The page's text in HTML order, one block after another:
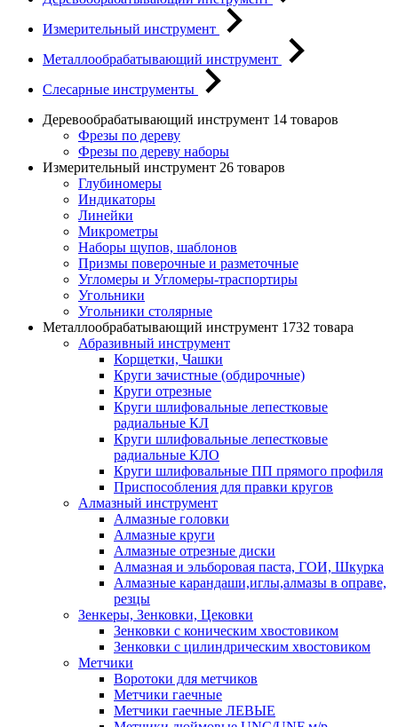
Измерительный инструмент
Металлообрабатывающий инструмент
Слесарные инструменты
Деревообрабатывающий инструмент 14 товаров
Фрезы по дереву
Фрезы по дереву наборы
Измерительный инструмент 26 товаров
Глубиномеры
Индикаторы
Линейки
Микрометры
Наборы щупов, шаблонов
Призмы поверочные и разметочные
Угломеры и Угломеры-траспортиры
Угольники
Угольники столярные
Металлообрабатывающий инструмент 1732 товара
Абразивный инструмент
Корщетки, Чашки
Круги зачистные (обдирочные)
Круги отрезные
Круги шлифовальные лепестковые
радиальные КЛ
Круги шлифовальные лепестковые
радиальные КЛО
Круги шлифовальные ПП прямого профиля
Приспособления для правки кругов
Алмазный инструмент
Алмазные головки
Алмазные круги
Алмазные отрезные диски
Алмазная и эльборовая паста, ГОИ, Шкурка
Алмазные карандаши,иглы,алмазы в оправе,
резцы
Зенкеры, Зенковки, Цековки
Зенковки с коническим хвостовиком
Зенковки с цилиндрическим хвостовиком
Метчики
Воротоки для метчиков
Метчики гаечные
Метчики гаечные ЛЕВЫЕ